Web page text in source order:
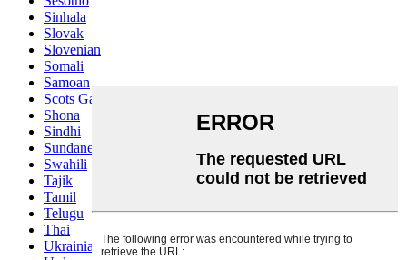
Sinhala
Slovak
Slovenian
Somali
Samoan
Scots Gaelic
Shona
Sindhi
Sundanese
Swahili
Tajik
Tamil
Telugu
Thai
Ukrainian